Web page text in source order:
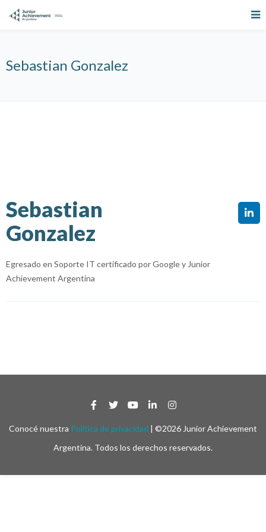
Sebastian Gonzalez
Sebastian
Gonzalez
Egresado en Soporte IT certificado por Google y Junior
Achievement Argentina
Conocé nuestra Política de privacidad | ©2026 Junior Achievement
Argentina. Todos los derechos reservados.